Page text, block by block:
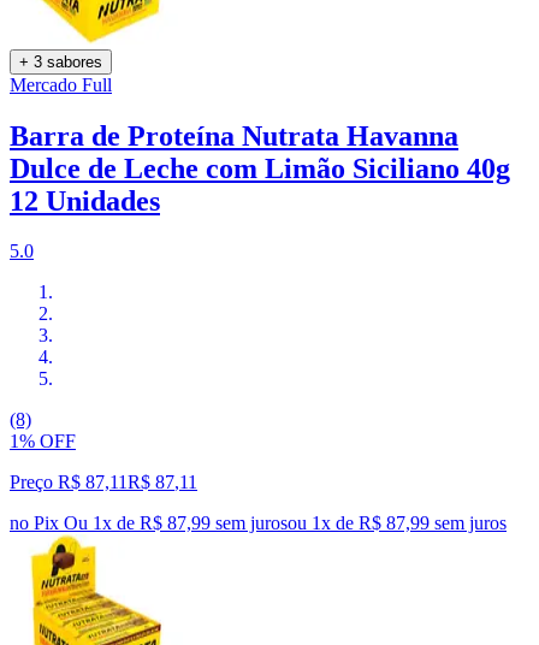
+ 3 sabores
Mercado Full
Barra de Proteína Nutrata Havanna
Dulce de Leche com Limão Siciliano 40g
12 Unidades
5.0
(8)
1% OFF
Preço R$ 87,11R$ 87,11
no Pix Ou 1x de R$ 87,99 sem jurosou 1x de R$ 87,99 sem juros